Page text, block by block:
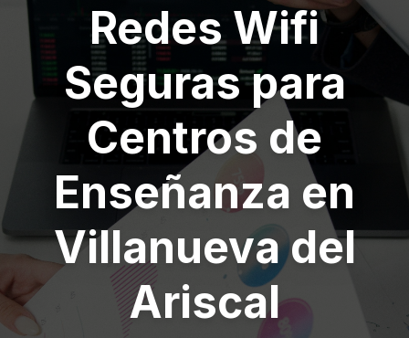
Redes Wifi
Seguras para
Centros de
Enseñanza en
Villanueva del
Ariscal